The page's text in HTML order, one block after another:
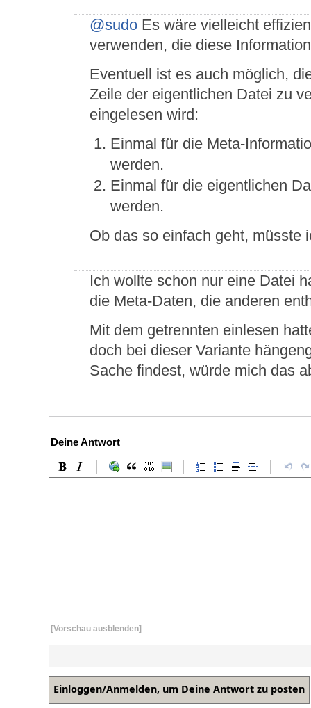
@sudo Es wäre vielleicht
verwenden, die diese
Eventuell ist es auch möglich,
Zeile der eigentlichen Datei zu
eingelesen wird:
Einmal für die Meta-
werden.
Einmal für die eigentlichen
werden.
Ob das so einfach geht,
Ich wollte schon nur eine Datei
die Meta-Daten, die anderen
Mit dem getrennten einlesen
doch bei dieser Variante
Sache findest, würde mich das
Deine Antwort
[Vorschau ausblenden]